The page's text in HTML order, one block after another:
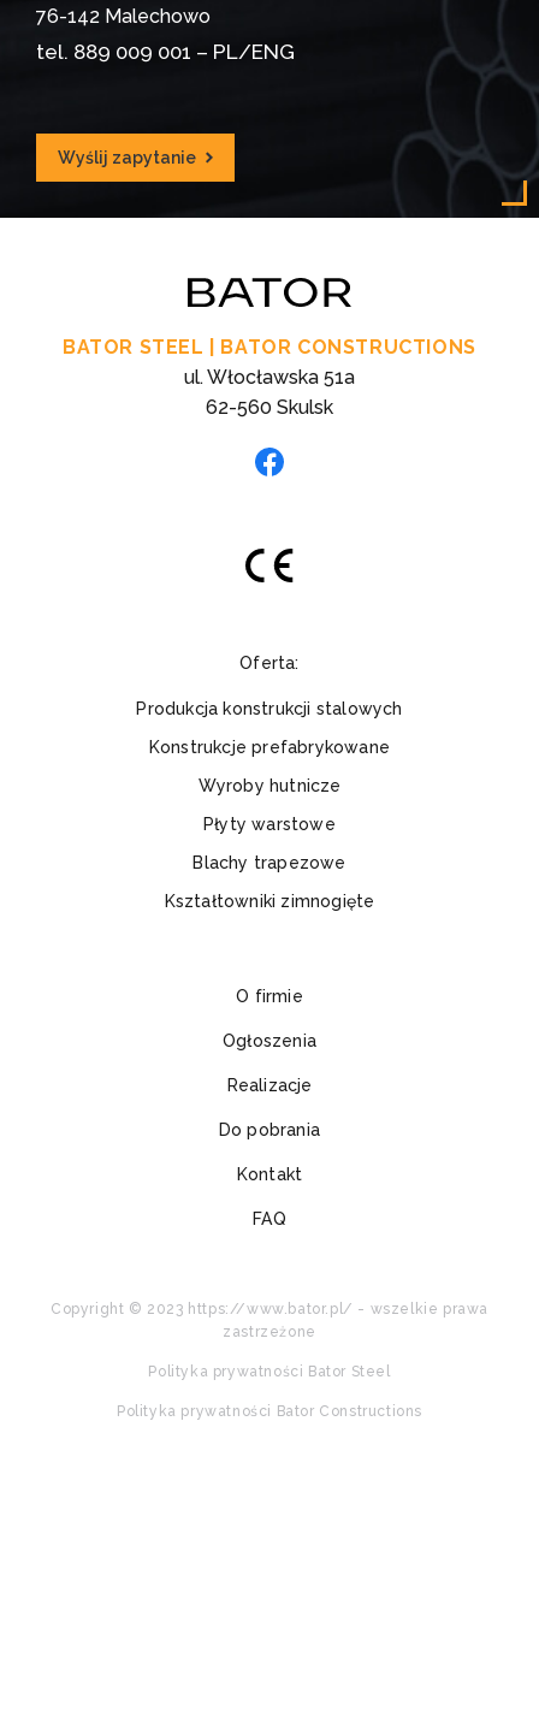
76-142 Malechowo
tel. 889 009 001 – PL/ENG
Wyślij zapytanie
BATOR STEEL | BATOR CONSTRUCTIONS
ul. Włocławska 51a
62-560 Skulsk
Oferta:
Produkcja konstrukcji stalowych
Konstrukcje prefabrykowane
Wyroby hutnicze
Płyty warstowe
Blachy trapezowe
Kształtowniki zimnogięte
O firmie
Ogłoszenia
Realizacje
Do pobrania
Kontakt
FAQ
Copyright © 2023 https://www.bator.pl/ - wszelkie prawa
zastrzeżone
Polityka prywatności Bator Steel
Polityka prywatności Bator Constructions